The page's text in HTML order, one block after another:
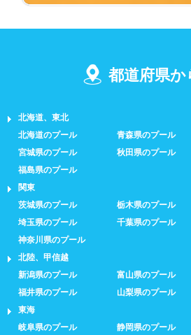
都道府県か
北海道、東北
北海道のプール
青森県のプール
宮城県のプール
秋田県のプール
福島県のプール
関東
茨城県のプール
栃木県のプール
埼玉県のプール
千葉県のプール
神奈川県のプール
北陸、甲信越
新潟県のプール
富山県のプール
福井県のプール
山梨県のプール
東海
岐阜県のプール
静岡県のプール